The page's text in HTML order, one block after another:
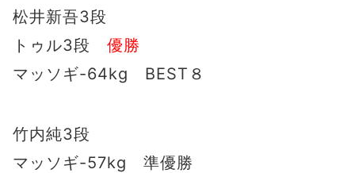
松井新吾3段
トゥル3段 優勝
マッソギ-64kg BEST８
竹内純3段
マッソギ-57kg 準優勝